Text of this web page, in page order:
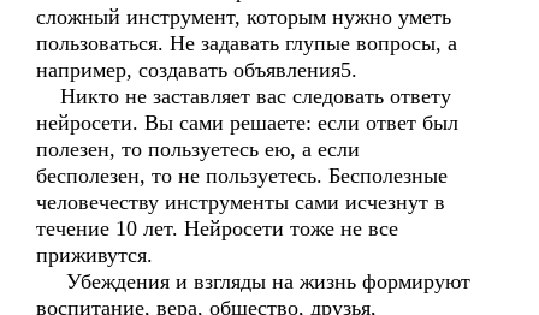
сложный инструмент, которым нужно уметь
пользоваться. Не задавать глупые вопросы, а
например, создавать объявления5.
Никто не заставляет вас следовать ответу
нейросети. Вы сами решаете: если ответ был
полезен, то пользуетесь ею, а если
бесполезен, то не пользуетесь. Бесполезные
человечеству инструменты сами исчезнут в
течение 10 лет. Нейросети тоже не все
приживутся.
Убеждения и взгляды на жизнь формируют
воспитание, вера, общество, друзья,